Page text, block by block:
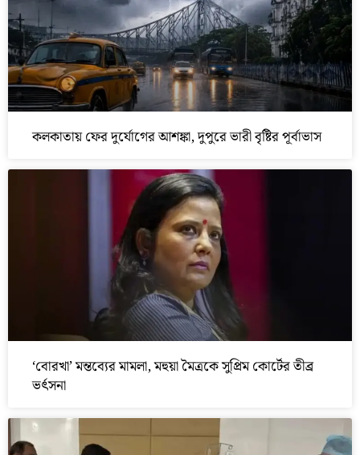
কলকাতায় ফের দুর্যোগের আশঙ্কা, দুপুরে ভারী বৃষ্টির পূর্বাভাস
‘বোরখা’ মন্তব্যের মামলা, মহুয়া মৈত্রকে সুপ্রিম কোর্টের তীব্র
ভর্ৎসনা